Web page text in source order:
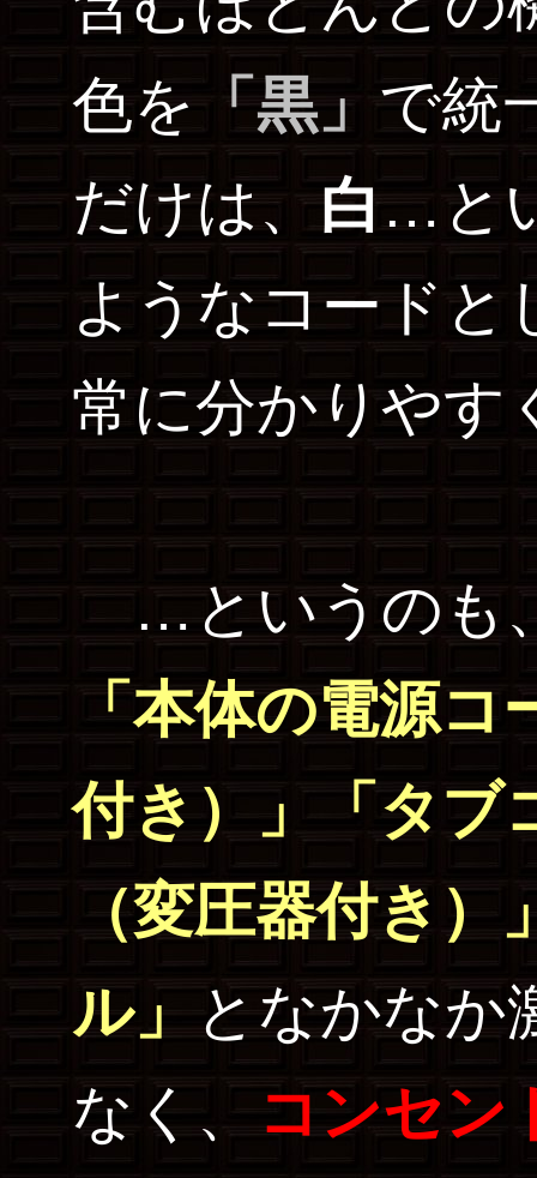
色を 「黒」で統
だけは、白…と
ようなコードと
常に分かりやす
…というのも
「本体の電源コ
付き）」「タブ
（変圧器付き）
ル」となかなか
なく、
コンセン